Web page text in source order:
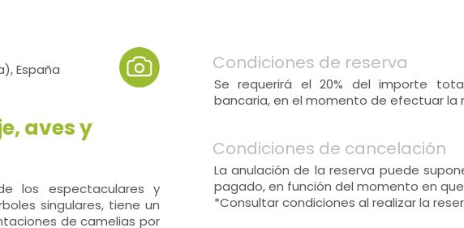
España
aves y
los espectaculares y
singulares, tiene un
de camelias por
Condiciones de reserva
Se requerirá el 20% del importe
bancaria, en el momento de efectuar la
Condiciones de cancelación
La anulación de la reserva puede
pagado, en función del momento en
*Consultar condiciones al realizar la